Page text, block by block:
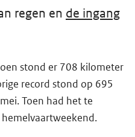
regen en de ingang
stond er 708 kilometer
record stond op 695
Toen had het te